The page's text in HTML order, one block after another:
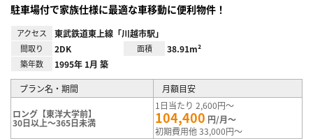
駐車場付で家族仕様に最適な車移動に便利物件！
アクセス 東武鉄道東上線「川越市駅」
間取り 2DK 面積 38.91m²
築年数 1995年 1月 築
プラン名・期間 月額目安
ロング【東洋大学前】
30日以上～365日未満
1日当たり 2,600円～
104,400 円/月～
初期費用他 33,000円～